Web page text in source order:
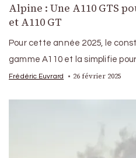
Alpine : Une A110 GTS
et A110 GT
Pour cette année 2025, le
gamme A110 et la simplifie
Frédéric Euvrard 26 février 2025